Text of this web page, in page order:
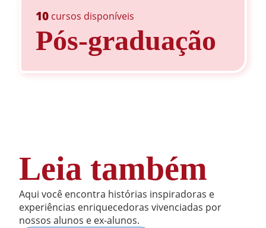
10 cursos disponíveis
Pós-graduação
Leia também
Aqui você encontra histórias inspiradoras e
experiências enriquecedoras vivenciadas por
nossos alunos e ex-alunos.